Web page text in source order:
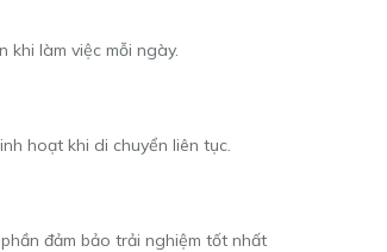
làm việc mỗi ngày.
hoạt khi di chuyển liên tục.
đảm bảo trải nghiệm tốt nhất